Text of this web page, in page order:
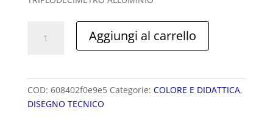
ALLUMINIO
Aggiungi al carrello
COD: 608402f0e9e5 Categorie: COLORE E DIDATTICA,
DISEGNO TECNICO